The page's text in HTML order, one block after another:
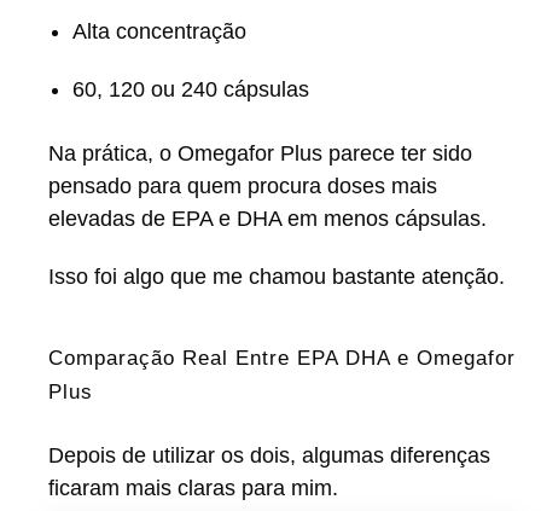
Alta concentração
60, 120 ou 240 cápsulas
Na prática, o Omegafor Plus parece ter sido
pensado para quem procura doses mais
elevadas de EPA e DHA em menos cápsulas.
Isso foi algo que me chamou bastante atenção.
Comparação Real Entre EPA DHA e Omegafor
Plus
Depois de utilizar os dois, algumas diferenças
ficaram mais claras para mim.